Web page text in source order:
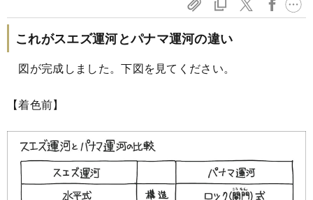
これがスエズ運河とパナマ運河の違い
図が完成しました。下図を見てください。
【着色前】